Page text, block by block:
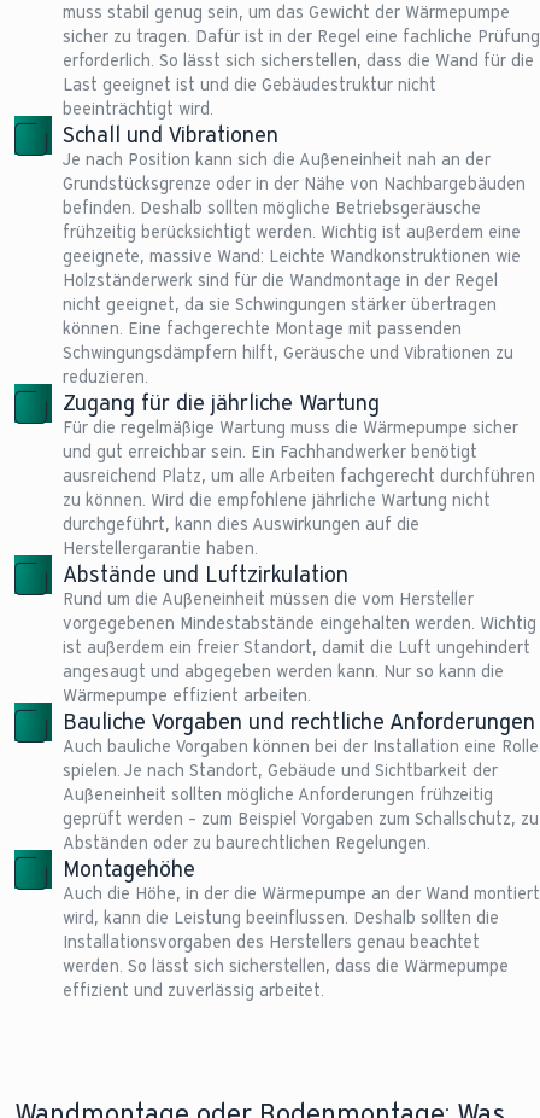
muss stabil genug sein, um das Gewicht der Wärmepumpe
sicher zu tragen. Dafür ist in der Regel eine fachliche Prüfung
erforderlich. So lässt sich sicherstellen, dass die Wand für die
Last geeignet ist und die Gebäudestruktur nicht
beeinträchtigt wird.
Schall und Vibrationen
Je nach Position kann sich die Außeneinheit nah an der
Grundstücksgrenze oder in der Nähe von Nachbargebäuden
befinden. Deshalb sollten mögliche Betriebsgeräusche
frühzeitig berücksichtigt werden. Wichtig ist außerdem eine
geeignete, massive Wand: Leichte Wandkonstruktionen wie
Holzständerwerk sind für die Wandmontage in der Regel
nicht geeignet, da sie Schwingungen stärker übertragen
können. Eine fachgerechte Montage mit passenden
Schwingungsdämpfern hilft, Geräusche und Vibrationen zu
reduzieren.
Zugang für die jährliche Wartung
Für die regelmäßige Wartung muss die Wärmepumpe sicher
und gut erreichbar sein. Ein Fachhandwerker benötigt
ausreichend Platz, um alle Arbeiten fachgerecht durchführen
zu können. Wird die empfohlene jährliche Wartung nicht
durchgeführt, kann dies Auswirkungen auf die
Herstellergarantie haben.
Abstände und Luftzirkulation
Rund um die Außeneinheit müssen die vom Hersteller
vorgegebenen Mindestabstände eingehalten werden. Wichtig
ist außerdem ein freier Standort, damit die Luft ungehindert
angesaugt und abgegeben werden kann. Nur so kann die
Wärmepumpe effizient arbeiten.
Bauliche Vorgaben und rechtliche Anforderungen
Auch bauliche Vorgaben können bei der Installation eine Rolle
spielen. Je nach Standort, Gebäude und Sichtbarkeit der
Außeneinheit sollten mögliche Anforderungen frühzeitig
geprüft werden – zum Beispiel Vorgaben zum Schallschutz, zu
Abständen oder zu baurechtlichen Regelungen.
Montagehöhe
Auch die Höhe, in der die Wärmepumpe an der Wand montiert
wird, kann die Leistung beeinflussen. Deshalb sollten die
Installationsvorgaben des Herstellers genau beachtet
werden. So lässt sich sicherstellen, dass die Wärmepumpe
effizient und zuverlässig arbeitet.